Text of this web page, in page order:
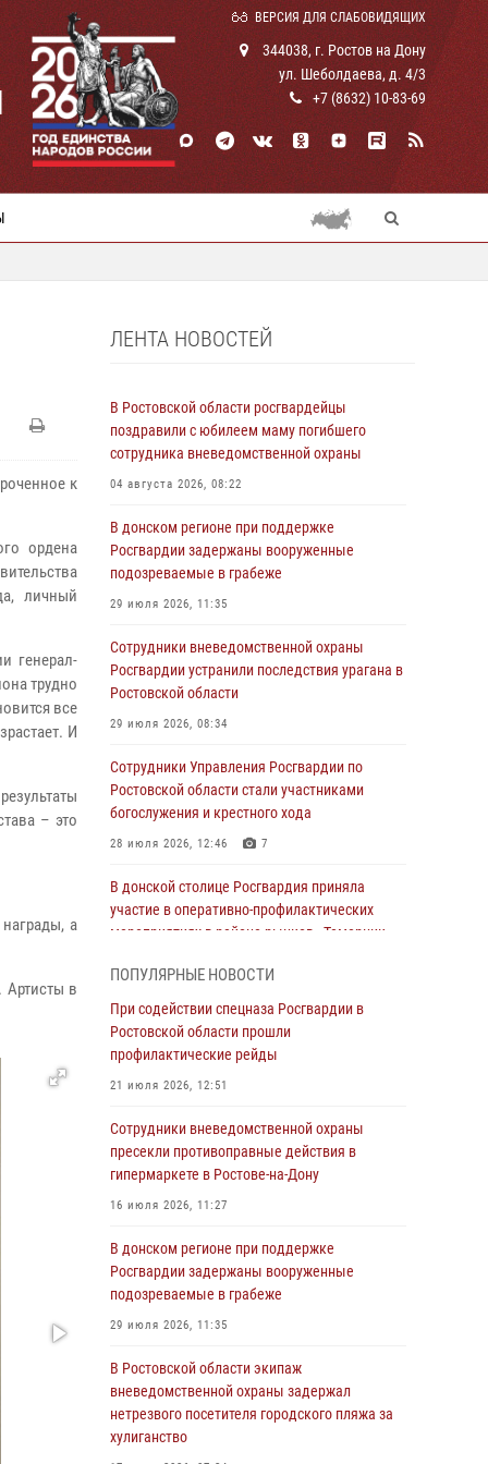
ВЕРСИЯ ДЛЯ СЛАБОВИДЯЩИХ
344038, г. Ростов на Дону
ул. Шеболдаева, д. 4/3
+7 (8632) 10-83-69
к
ордена
личный
генерал-
трудно
все
И
– это
а
Артисты в
ЛЕНТА НОВОСТЕЙ
В Ростовской области росгвардейцы
поздравили с юбилеем маму погибшего
сотрудника вневедомственной охраны
04 августа 2026, 08:22
В донском регионе при поддержке
Росгвардии задержаны вооруженные
подозреваемые в грабеже
29 июля 2026, 11:35
Сотрудники вневедомственной охраны
Росгвардии устранили последствия урагана в
Ростовской области
29 июля 2026, 08:34
Сотрудники Управления Росгвардии по
Ростовской области стали участниками
богослужения и крестного хода
28 июля 2026, 12:46 7
В донской столице Росгвардия приняла
участие в оперативно-профилактических
мероприятиях в районе рынков «Темерник»
Росгвардейцы из Ростовской области
приняли участие в молебне в честь небесного
покровителя князя Владимира и Крещения
При содействии спецназа Росгвардии в
Ростовской области прошли
В Ростовской области экипаж
вневедомственной охраны задержал
17 июля 2026, 07:24
Сотрудники вневедомственной охраны
пресекли противоправные действия в
ПОПУЛЯРНЫЕ НОВОСТИ
При содействии спецназа Росгвардии в
Ростовской области прошли
профилактические рейды
21 июля 2026, 12:51
Сотрудники вневедомственной охраны
пресекли противоправные действия в
гипермаркете в Ростове-на-Дону
16 июля 2026, 11:27
В донском регионе при поддержке
Росгвардии задержаны вооруженные
подозреваемые в грабеже
29 июля 2026, 11:35
В Ростовской области экипаж
вневедомственной охраны задержал
нетрезвого посетителя городского пляжа за
хулиганство